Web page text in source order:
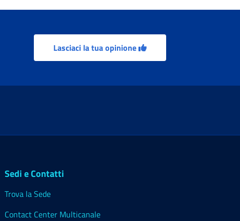
Lasciaci la tua opinione
Sedi e Contatti
Trova la Sede
Contact Center Multicanale